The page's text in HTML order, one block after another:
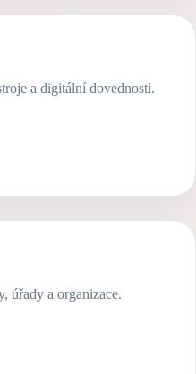
a digitální dovednosti.
úřady a organizace.